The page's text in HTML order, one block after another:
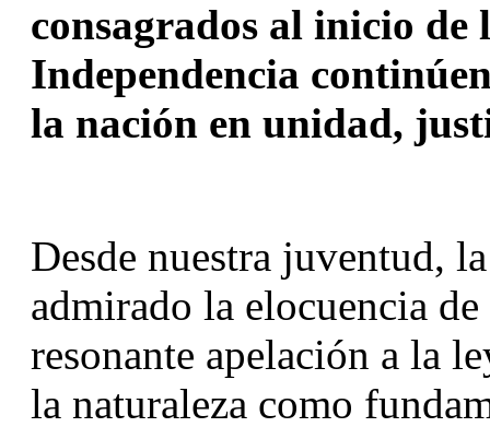
consagrados al inicio de
Independencia
la nación en unidad,
Desde nuestra juventud,
admirado la elocuencia
resonante apelación a la